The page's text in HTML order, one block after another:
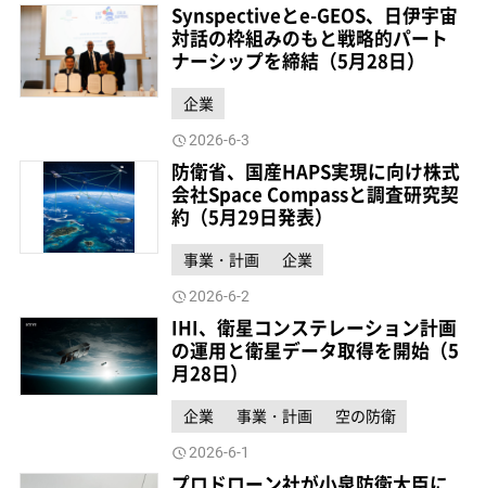
Synspectiveとe-GEOS、日伊宇宙
対話の枠組みのもと戦略的パート
ナーシップを締結（5月28日）
企業
2026-6-3
防衛省、国産HAPS実現に向け株式
会社Space Compassと調査研究契
約（5月29日発表）
事業・計画 企業
2026-6-2
IHI、衛星コンステレーション計画
の運用と衛星データ取得を開始（5
月28日）
企業 事業・計画 空の防衛
2026-6-1